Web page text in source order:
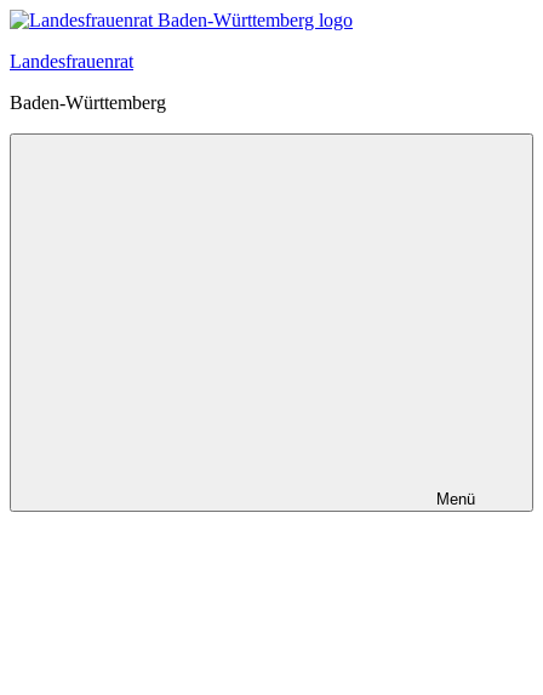
Zum
springen
Landesfrauenrat
Baden-Württemberg
Menü